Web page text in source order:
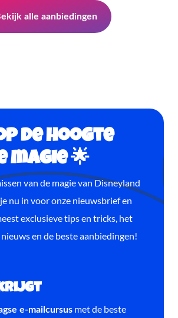
alle aanbiedingen
de hoogte
magie 🌟
van de magie van Disneyland
nu in voor onze nieuwsbrief en
exclusieve tips en tricks, het
en de beste aanbiedingen!
e-mailcursus met de beste